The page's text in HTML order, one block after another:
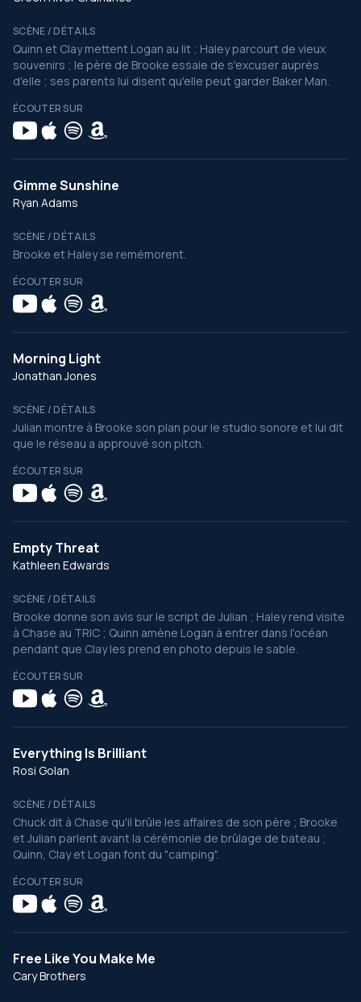
SCÈNE / DÉTAILS
Quinn et Clay mettent Logan au lit ; Haley parcourt de vieux
souvenirs ; le père de Brooke essaie de s'excuser auprès
d'elle ; ses parents lui disent qu'elle peut garder Baker Man.
ÉCOUTER SUR
Gimme Sunshine
Ryan Adams
SCÈNE / DÉTAILS
Brooke et Haley se remémorent.
ÉCOUTER SUR
Morning Light
Jonathan Jones
SCÈNE / DÉTAILS
Julian montre à Brooke son plan pour le studio sonore et lui dit
que le réseau a approuvé son pitch.
ÉCOUTER SUR
Empty Threat
Kathleen Edwards
SCÈNE / DÉTAILS
Brooke donne son avis sur le script de Julian ; Haley rend visite
à Chase au TRIC ; Quinn amène Logan à entrer dans l'océan
pendant que Clay les prend en photo depuis le sable.
ÉCOUTER SUR
Everything Is Brilliant
Rosi Golan
SCÈNE / DÉTAILS
Chuck dit à Chase qu'il brûle les affaires de son père ; Brooke
et Julian parlent avant la cérémonie de brûlage de bateau ;
Quinn, Clay et Logan font du "camping".
ÉCOUTER SUR
Free Like You Make Me
Cary Brothers